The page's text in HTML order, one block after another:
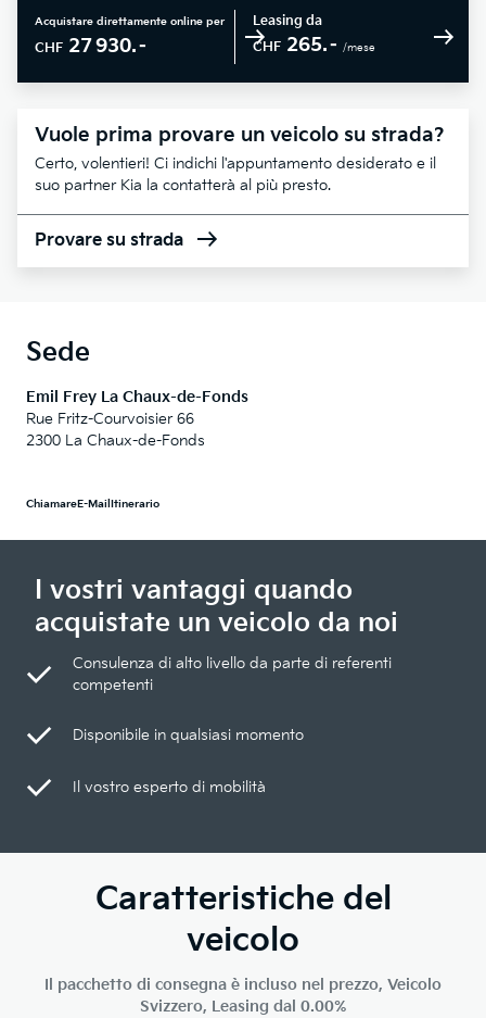
Acquistare direttamente online per
CHF 27 930.–
Leasing da
CHF 265.– /mese
Vuole prima provare un veicolo su strada?
Certo, volentieri! Ci indichi l'appuntamento desiderato e il
suo partner Kia la contatterà al più presto.
Provare su strada
Sede
Emil Frey La Chaux-de-Fonds
Rue Fritz-Courvoisier 66
2300 La Chaux-de-Fonds
ChiamareE-Mail Itinerario
I vostri vantaggi quando
acquistate un veicolo da noi
Consulenza di alto livello da parte di referenti
competenti
Disponibile in qualsiasi momento
Il vostro esperto di mobilità
Caratteristiche del
veicolo
Il pacchetto di consegna è incluso nel prezzo, Veicolo
Svizzero, Leasing dal 0.00%